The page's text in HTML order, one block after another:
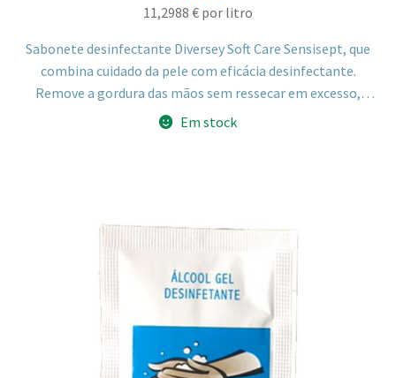
11,2988 € por litro
Sabonete desinfectante Diversey Soft Care Sensisept, que
combina cuidado da pele com eficácia desinfectante.
Remove a gordura das mãos sem ressecar em excesso,
inibe o crescimento de microrganismos após a lavagem e
Em stock